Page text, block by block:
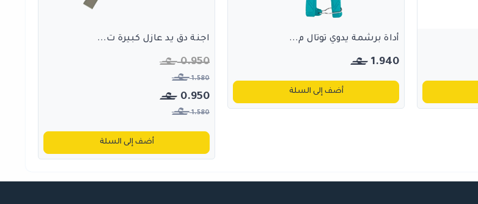
أداة برشمة يدوي توتال م...
1.940
أضف إلى السلة
اجنة دق يد عازل كبيرة ت...
0.950
1.580
0.950
1.580
أضف إلى السلة